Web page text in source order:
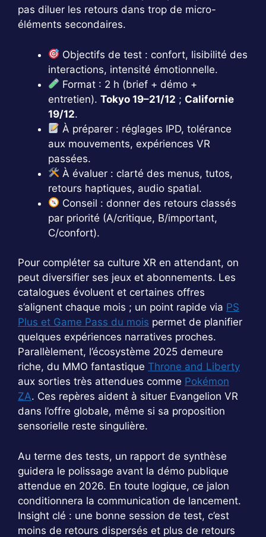
pas diluer les retours dans trop de micro-
éléments secondaires.
Objectifs de test : confort, lisibilité des
interactions, intensité émotionnelle.
Format : 2 h (brief + démo +
entretien). Tokyo 19–21/12 ; Californie
19/12.
À préparer : réglages IPD, tolérance
aux mouvements, expériences VR
passées.
À évaluer : clarté des menus, tutos,
retours haptiques, audio spatial.
Conseil : donner des retours classés
par priorité (A/critique, B/important,
C/confort).
Pour compléter sa culture XR en attendant, on
peut diversifier ses jeux et abonnements. Les
catalogues évoluent et certaines offres
s’alignent chaque mois ; un point rapide via PS
Plus et Game Pass du mois permet de planifier
quelques expériences narratives proches.
Parallèlement, l’écosystème 2025 demeure
riche, du MMO fantastique Throne and Liberty
aux sorties très attendues comme Pokémon
ZA. Ces repères aident à situer Evangelion VR
dans l’offre globale, même si sa proposition
sensorielle reste singulière.
Au terme des tests, un rapport de synthèse
guidera le polissage avant la démo publique
attendue en 2026. En toute logique, ce jalon
conditionnera la communication de lancement.
Insight clé : une bonne session de test, c’est
moins de retours dispersés et plus de retours